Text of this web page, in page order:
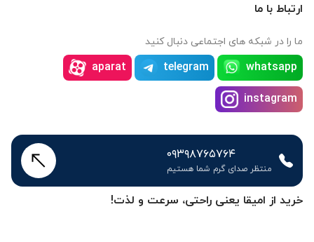
خرید از امیقا یعنی راحتی، سرعت و لذت!
ارتباط با ما
ما را در شبکه های اجتماعی دنبال کنید
whatsapp
telegram
aparat
instagram
۰۹۳۹۸۷۶۵۷۶۴
منتظر صدای گرم شما هستیم